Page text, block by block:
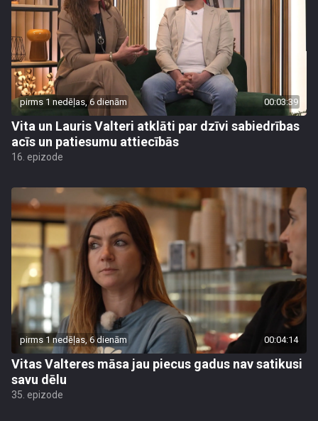
pirms 1 nedēļas, 6 dienām 00:03:39
Vita un Lauris Valteri atklāti par dzīvi sabiedrības
acīs un patiesumu attiecībās
16. epizode
pirms 1 nedēļas, 6 dienām 00:04:14
Vitas Valteres māsa jau piecus gadus nav satikusi
savu dēlu
35. epizode